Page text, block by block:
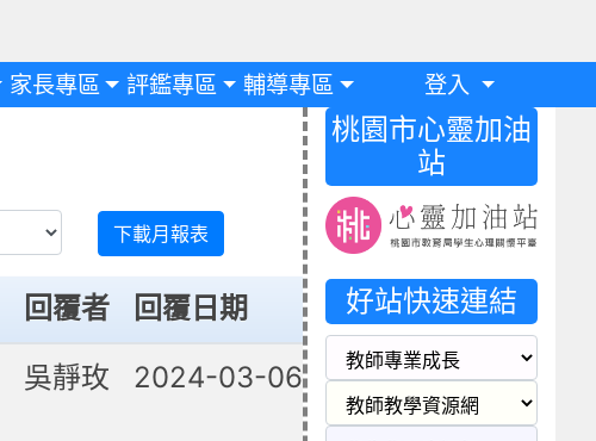
家長專區 評鑑專區 輔導專區 登入
下載月報表
回覆者 回覆日期
處理
吳靜玫 2024-03-06 已修復
桃園市心靈加油
站
好站快速連結